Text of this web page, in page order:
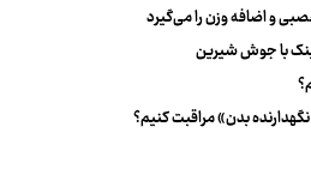
با جوش شیرین
بدن» مراقبت کنیم؟